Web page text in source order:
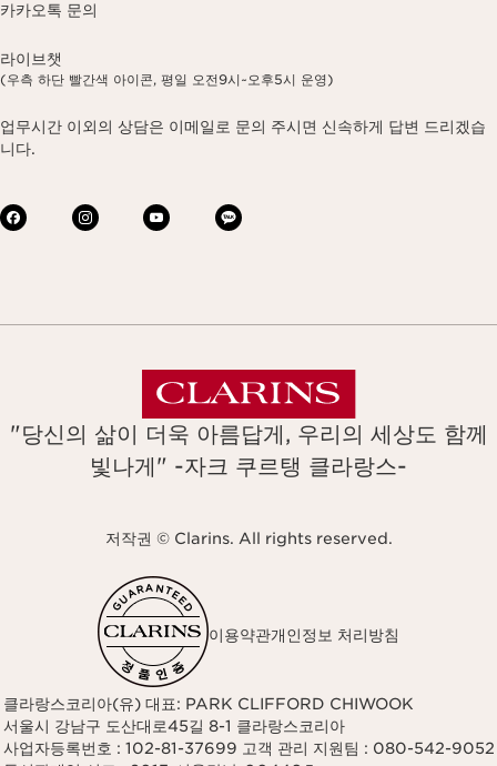
카카오톡 문의
라이브챗
(우측 하단 빨간색 아이콘, 평일 오전9시~오후5시 운영)
업무시간 이외의 상담은 이메일로 문의 주시면 신속하게 답변 드리겠습
니다.
"당신의 삶이 더욱 아름답게, 우리의 세상도 함께
빛나게" -자크 쿠르탱 클라랑스-
저작권 © Clarins. All rights reserved.
이용약관개인정보 처리방침
클라랑스코리아(유) 대표: PARK CLIFFORD CHIWOOK
서울시 강남구 도산대로45길 8-1 클라랑스코리아
사업자등록번호 : 102-81-37699 고객 관리 지원팀 : 080-542-9052